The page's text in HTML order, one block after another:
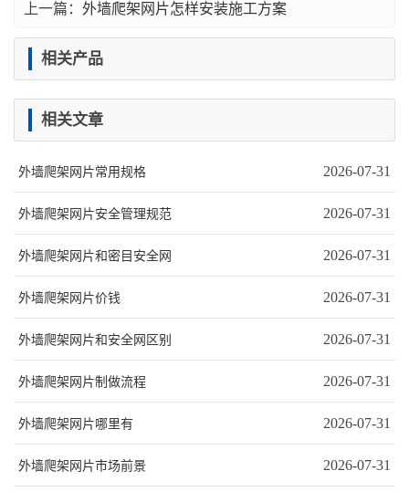
上一篇： 外墙爬架网片怎样安装施工方案
相关产品
相关文章
2026-07-31
外墙爬架网片常用规格
2026-07-31
外墙爬架网片安全管理规范
2026-07-31
外墙爬架网片和密目安全网
2026-07-31
外墙爬架网片价钱
2026-07-31
外墙爬架网片和安全网区别
2026-07-31
外墙爬架网片制做流程
2026-07-31
外墙爬架网片哪里有
2026-07-31
外墙爬架网片市场前景